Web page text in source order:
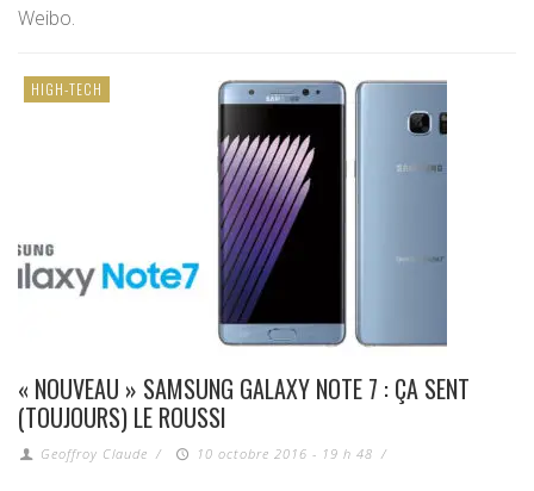
Weibo.
HIGH-TECH
« NOUVEAU » SAMSUNG GALAXY NOTE 7 : ÇA SENT
(TOUJOURS) LE ROUSSI
Geoffroy Claude / 10 octobre 2016 - 19 h 48 /